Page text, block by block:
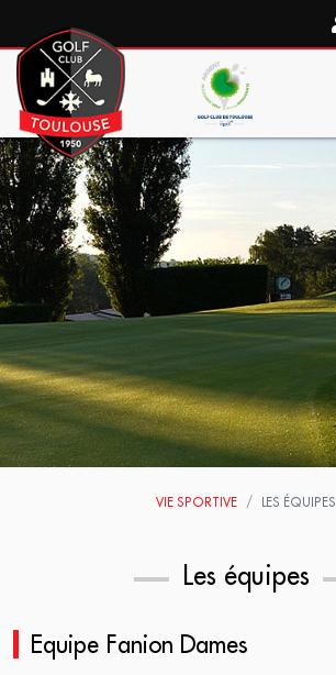
VIE SPORTIVE LES ÉQUIPES
Les équipes
Equipe Fanion Dames